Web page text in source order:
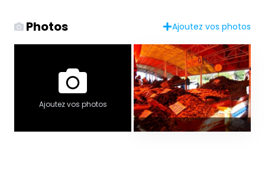
Photos Ajoutez vos photos
Ajoutez vos photos